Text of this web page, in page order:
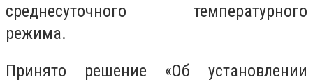
среднесуточного температурного
режима.
Принято решение «Об установлении